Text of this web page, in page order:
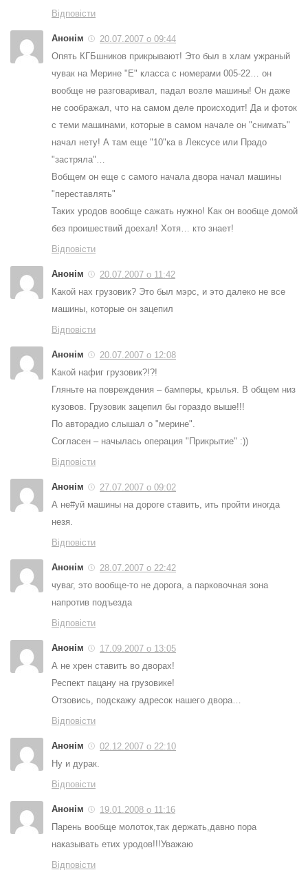
Відповісти
Анонім
20.07.2007 о 09:44
Опять КГБшников прикрывают! Это был в хлам ужраный
чувак на Мерине "Е" класса с номерами 005-22… он
вообще не разговаривал, падал возле машины! Он даже
не соображал, что на самом деле происходит! Да и фоток
с теми машинами, которые в самом начале он "снимать"
начал нету! А там еще "10"ка в Лексусе или Прадо
"застряла"…
Вобщем он еще с самого начала двора начал машины
"переставлять"
Таких уродов вообще сажать нужно! Как он вообще домой
без проишествий доехал! Хотя… кто знает!
Відповісти
Анонім
20.07.2007 о 11:42
Какой нах грузовик? Это был мэрс, и это далеко не все
машины, которые он зацепил
Відповісти
Анонім
20.07.2007 о 12:08
Какой нафиг грузовик?!?!
Гляньте на повреждения – бамперы, крылья. В общем низ
кузовов. Грузовик зацепил бы гораздо выше!!!
По авторадио слышал о "мерине".
Согласен – начылась операция "Прикрытие" :))
Відповісти
Анонім
27.07.2007 о 09:02
А не#уй машины на дороге ставить, ить пройти иногда
незя.
Відповісти
Анонім
28.07.2007 о 22:42
чуваг, это вообще-то не дорога, а парковочная зона
напротив подъезда
Відповісти
Анонім
17.09.2007 о 13:05
А не хрен ставить во дворах!
Респект пацану на грузовике!
Отзовись, подскажу адресок нашего двора…
Відповісти
Анонім
02.12.2007 о 22:10
Ну и дурак.
Відповісти
Анонім
19.01.2008 о 11:16
Парень вообще молоток,так держать,давно пора
наказывать етих уродов!!!Уважаю
Відповісти